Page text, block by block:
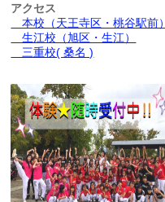
アクセス
本校（天王寺区・桃谷駅前）
生江校（旭区・生江）
三重校( 桑名 )